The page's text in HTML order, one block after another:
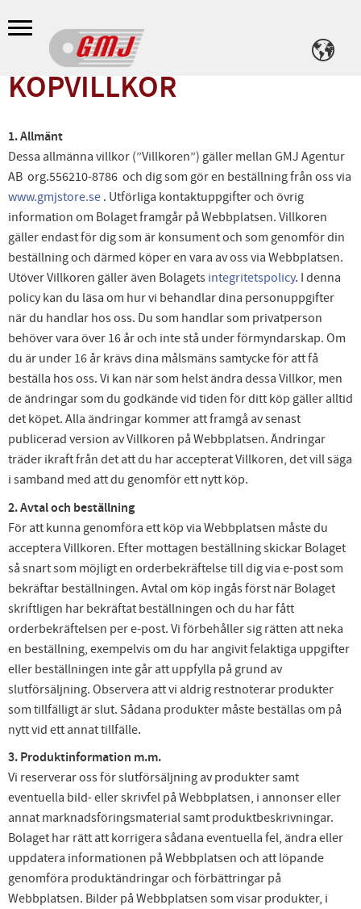
Meny
KÖPVILLKOR
1. Allmänt
Dessa allmänna villkor (”Villkoren”) gäller mellan GMJ Agentur
AB org.556210-8786 och dig som gör en beställning från oss via
www.gmjstore.se . Utförliga kontaktuppgifter och övrig
information om Bolaget framgår på Webbplatsen. Villkoren
gäller endast för dig som är konsument och som genomför din
beställning och därmed köper en vara av oss via Webbplatsen.
Utöver Villkoren gäller även Bolagets integritetspolicy. I denna
policy kan du läsa om hur vi behandlar dina personuppgifter
när du handlar hos oss. Du som handlar som privatperson
behöver vara över 16 år och inte stå under förmyndarskap. Om
du är under 16 år krävs dina målsmäns samtycke för att få
beställa hos oss. Vi kan när som helst ändra dessa Villkor, men
de ändringar som du godkände vid tiden för ditt köp gäller alltid
det köpet. Alla ändringar kommer att framgå av senast
publicerad version av Villkoren på Webbplatsen. Ändringar
träder ikraft från det att du har accepterat Villkoren, det vill säga
i samband med att du genomför ett nytt köp.
2. Avtal och beställning
För att kunna genomföra ett köp via Webbplatsen måste du
acceptera Villkoren. Efter mottagen beställning skickar Bolaget
så snart som möjligt en orderbekräftelse till dig via e-post som
bekräftar beställningen. Avtal om köp ingås först när Bolaget
skriftligen har bekräftat beställningen och du har fått
orderbekräftelsen per e-post. Vi förbehåller sig rätten att neka
en beställning, exempelvis om du har angivit felaktiga uppgifter
eller beställningen inte går att uppfylla på grund av
slutförsäljning. Observera att vi aldrig restnoterar produkter
som tillfälligt är slut. Sådana produkter måste beställas om på
nytt vid ett annat tillfälle.
3. Produktinformation m.m.
Vi reserverar oss för slutförsäljning av produkter samt
eventuella bild- eller skrivfel på Webbplatsen, i annonser eller
annat marknadsföringsmaterial samt produktbeskrivningar.
Bolaget har rätt att korrigera sådana eventuella fel, ändra eller
uppdatera informationen på Webbplatsen och att löpande
genomföra produktändringar och förbättringar på
Webbplatsen. Bilder på Webbplatsen som visar produkter, i